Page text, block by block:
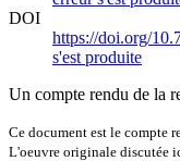
DOI
https://doi.org/
s'est produite
Un compte rendu de la
Ce document est le compte
L'oeuvre originale discutée